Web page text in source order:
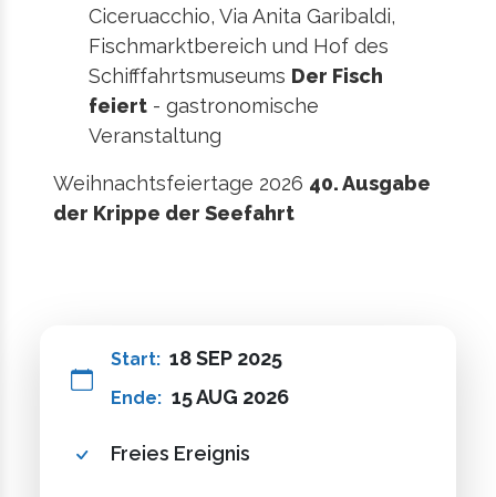
Ciceruacchio, Via Anita Garibaldi,
Fischmarktbereich und Hof des
Schifffahrtsmuseums Der Fisch
feiert - gastronomische
Veranstaltung
Weihnachtsfeiertage 2026 40. Ausgabe
der Krippe der Seefahrt
Start: 18 SEP 2025
Ende: 15 AUG 2026
Freies Ereignis